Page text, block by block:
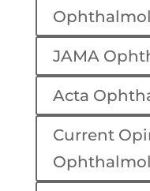
JAMA
Acta
Current